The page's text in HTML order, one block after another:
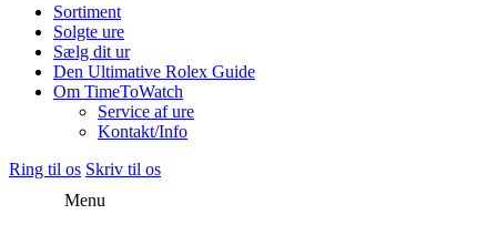
Sortiment
Solgte ure
Sælg dit ur
Den Ultimative Rolex Guide
Om TimeToWatch
Service af ure
Kontakt/Info
Ring til os Skriv til os
Menu